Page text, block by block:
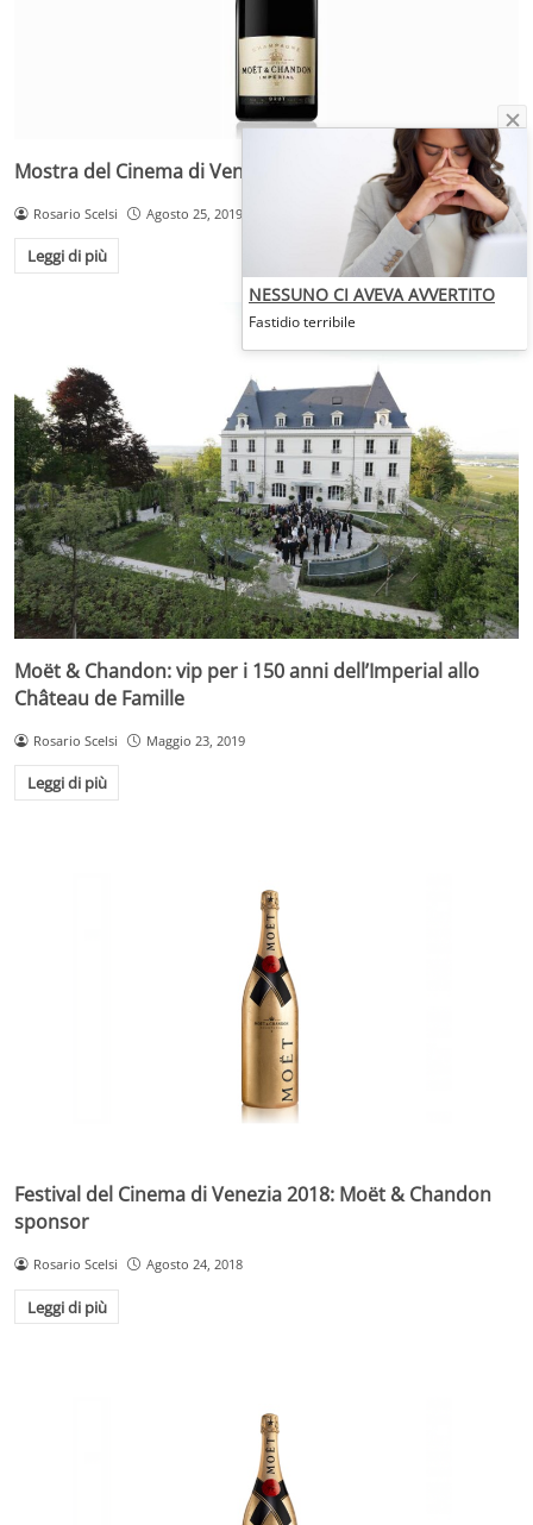
Mostra del Cinema di Venezia con Moët & Chandon
Rosario Scelsi Agosto 25, 2019
Leggi di più
Moët & Chandon: vip per i 150 anni dell’Imperial allo
Château de Famille
Rosario Scelsi Maggio 23, 2019
Leggi di più
Festival del Cinema di Venezia 2018: Moët & Chandon
sponsor
Rosario Scelsi Agosto 24, 2018
Leggi di più
NESSUNO CI AVEVA AVVERTITO
Fastidio terribile